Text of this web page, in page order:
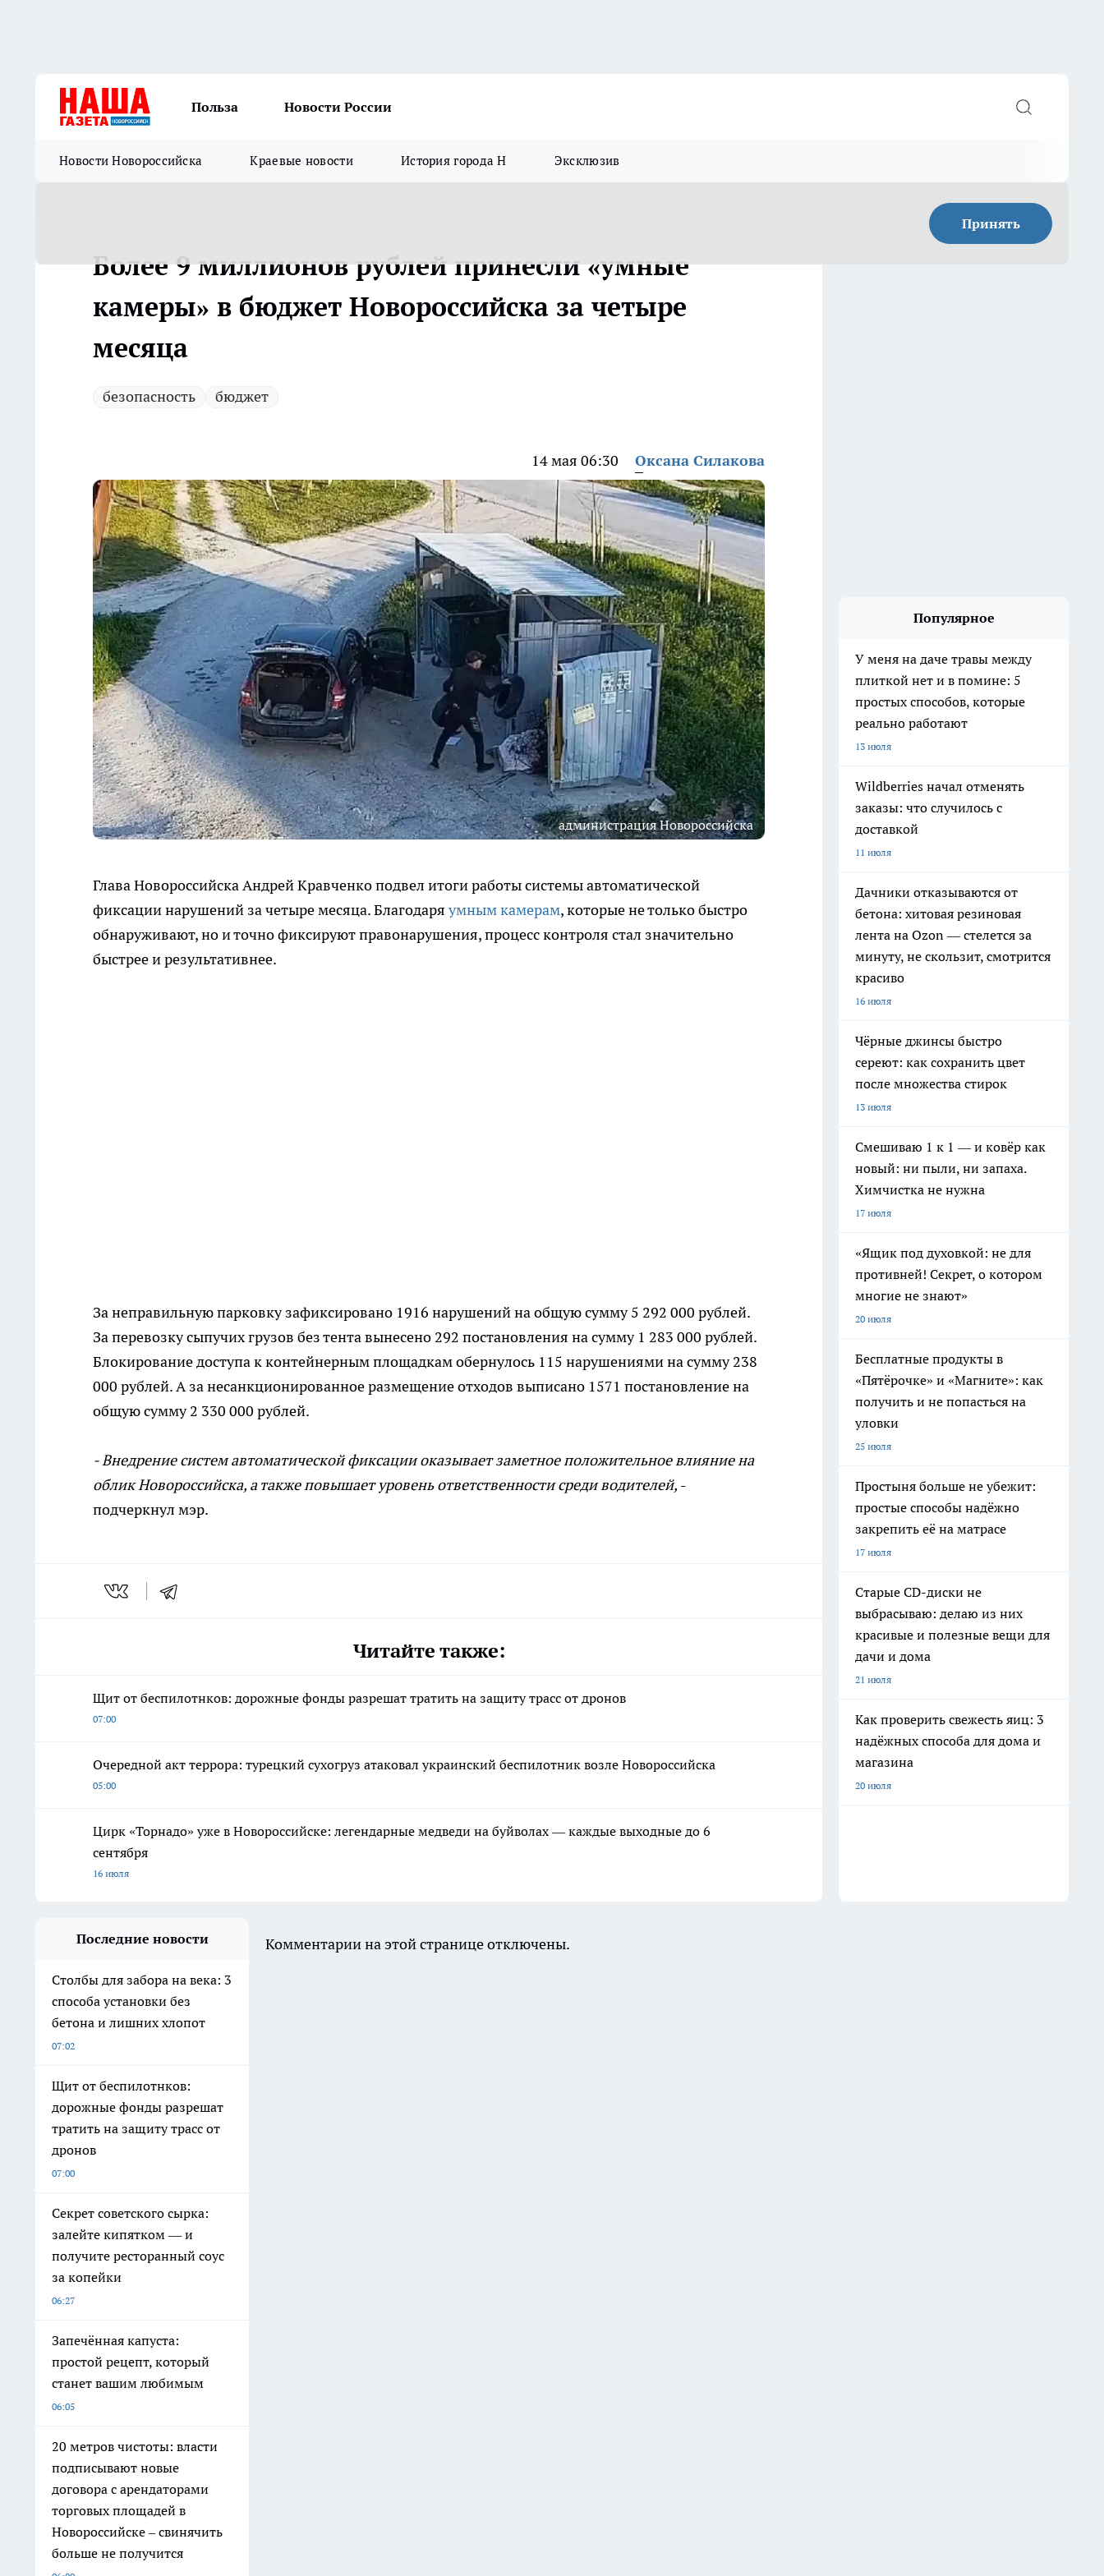
Польза Новости России
Новости Новороссийска Краевые новости История города Н Эксклюзив
Принять
Более 9 миллионов рублей принесли «умные
камеры» в бюджет Новороссийска за четыре
месяца
безопасность бюджет
14 мая 06:30 Оксана Силакова
администрация Новороссийска
Глава Новороссийска Андрей Кравченко подвел итоги работы системы автоматической
фиксации нарушений за четыре месяца. Благодаря умным камерам, которые не только быстро
обнаруживают, но и точно фиксируют правонарушения, процесс контроля стал значительно
быстрее и результативнее.
За неправильную парковку зафиксировано 1916 нарушений на общую сумму 5 292 000 рублей.
За перевозку сыпучих грузов без тента вынесено 292 постановления на сумму 1 283 000 рублей.
Блокирование доступа к контейнерным площадкам обернулось 115 нарушениями на сумму 238
000 рублей. А за несанкционированное размещение отходов выписано 1571 постановление на
общую сумму 2 330 000 рублей.
- Внедрение систем автоматической фиксации оказывает заметное положительное влияние на
облик Новороссийска, а также повышает уровень ответственности среди водителей, -
подчеркнул мэр.
Читайте также:
Щит от беспилотнков: дорожные фонды разрешат тратить на защиту трасс от дронов
07:00
Очередной акт террора: турецкий сухогруз атаковал украинский беспилотник возле Новороссийска
05:00
Цирк «Торнадо» уже в Новороссийске: легендарные медведи на буйволах — каждые выходные до 6
сентября
16 июля
Популярное
У меня на даче травы между
плиткой нет и в помине: 5
простых способов, которые
реально работают
13 июля
Wildberries начал отменять
заказы: что случилось с
доставкой
11 июля
Дачники отказываются от
бетона: хитовая резиновая
лента на Ozon — стелется за
минуту, не скользит, смотрится
красиво
16 июля
Чёрные джинсы быстро
сереют: как сохранить цвет
после множества стирок
13 июля
Смешиваю 1 к 1 — и ковёр как
новый: ни пыли, ни запаха.
Химчистка не нужна
17 июля
«Ящик под духовкой: не для
противней! Секрет, о котором
многие не знают»
20 июля
Бесплатные продукты в
«Пятёрочке» и «Магните»: как
получить и не попасться на
уловки
25 июля
Простыня больше не убежит:
простые способы надёжно
закрепить её на матрасе
17 июля
Старые CD-диски не
выбрасываю: делаю из них
красивые и полезные вещи для
дачи и дома
21 июля
Как проверить свежесть яиц: 3
надёжных способа для дома и
магазина
20 июля
Последние новости
Столбы для забора на века: 3
способа установки без
бетона и лишних хлопот
07:02
Щит от беспилотнков:
дорожные фонды разрешат
тратить на защиту трасс от
дронов
07:00
Секрет советского сырка:
залейте кипятком — и
получите ресторанный соус
за копейки
06:27
Запечённая капуста:
простой рецепт, который
станет вашим любимым
06:05
20 метров чистоты: власти
подписывают новые
договора с арендаторами
торговых площадей в
Новороссийске – свинячить
больше не получится
Комментарии на этой странице отключены.